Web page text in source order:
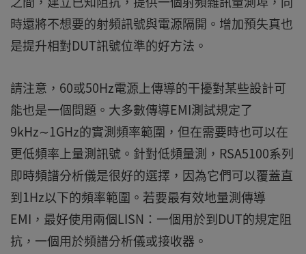
時還將不想要的射頻訊號與電源隔開。增加預失真也
是提升相對DUT訊號位準的好方法。
請注意，60或50Hz電源上傳導的干擾對某些設計可
能也是一個問題。大多數傳導EMI測試規定了
9kHz∼1GHz的實測頻率範圍，但在需要時也可以在
更低頻率上量測訊號。針對低頻量測，RSA5100系列
即時頻譜分析儀是很好的選擇，因為它們可以覆蓋直
到1Hz以下的頻率範圍。若要最有效地量測傳導
EMI，最好使用兩個LISN：一個用於到DUT的規定阻
抗，一個用於頻譜分析儀或接收器。